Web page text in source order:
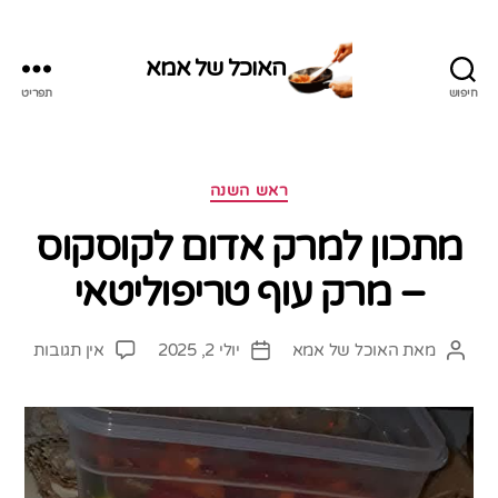
חיפוש
האוכל של אמא
תפריט
קטגוריות
ראש השנה
מתכון למרק אדום לקוסקוס
– מרק עוף טריפוליטאי
המחבר
מאת האוכל של אמא
תאריך
יולי 2, 2025 אין תגובותעל
–